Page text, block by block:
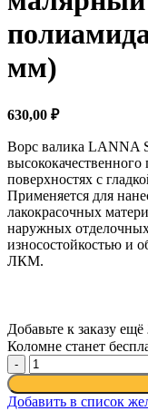
мм)
630,00 ₽
Ворс валика LANNA
поверхностях с
Применяется для
лакокрасочных
наружных
износостойкостью и
ЛКМ.
Добавьте к заказу ещё
Коломне станет
Количество
товара
BELLUCCI
Добавить в список